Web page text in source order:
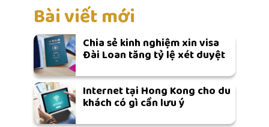
Bài viết mới
Chia sẻ kinh nghiệm xin visa
Đài Loan tăng tỷ lệ xét duyệt
Internet tại Hong Kong cho du
khách có gì cần lưu ý